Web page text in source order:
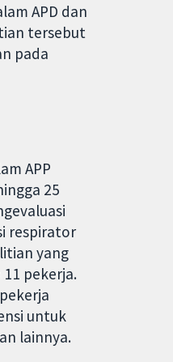
APD dan
tersebut
pada
APP
25
respirator
yang
pekerja.
untuk
lainnya.